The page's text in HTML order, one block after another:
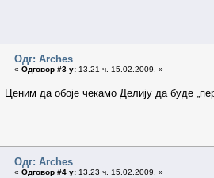
Одг: Arches
« Одговор #3 у: 13.21 ч. 15.02.2009. »
Ценим да обоје чекамо Делију да буде
Одг: Arches
« Одговор #4 у: 13.23 ч. 15.02.2009. »